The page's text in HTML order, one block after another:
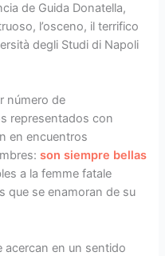
de Guida Donatella,
l’osceno, il terrifico
degli Studi di Napoli
número de
representados con
en encuentros
son siempre bellas
a la femme fatale
que se enamoran de su
acercan en un sentido